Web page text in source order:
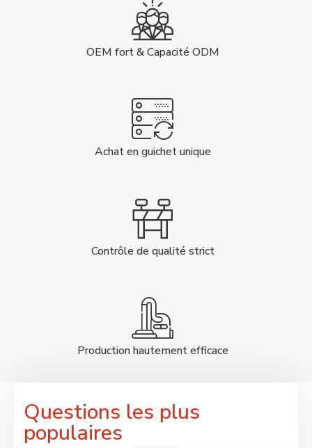
OEM fort & Capacité ODM
Achat en guichet unique
Contrôle de qualité strict
Production hautement efficace
Questions les plus
populaires